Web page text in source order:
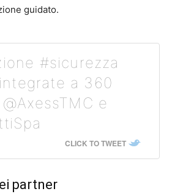
guidato.
#sicurezza
a 360
e
CLICK TO TWEET
partner